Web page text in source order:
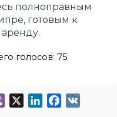
полноправным
готовым к
голосов: 75
Viber LinkedInFacebook